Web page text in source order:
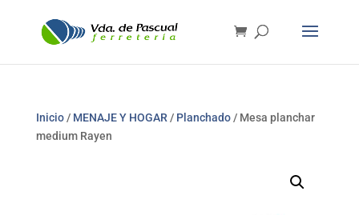
Inicio/ MENAJE Y HOGAR / Planchado/ Mesa planchar
medium Rayen